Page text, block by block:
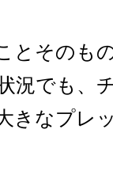
とそのも
況でも、
きなプレ